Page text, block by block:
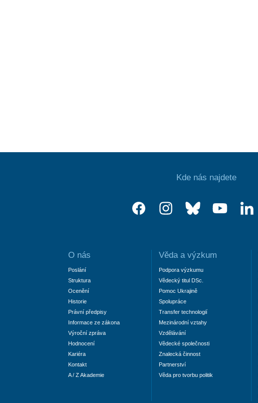
Kde nás najdete
O nás
Poslání
Struktura
Ocenění
Historie
Právní předpisy
Informace ze zákona
Výroční zpráva
Hodnocení
Kariéra
Kontakt
A / Z Akademie
Věda a výzkum
Podpora výzkumu
Vědecký titul DSc.
Pomoc Ukrajině
Spolupráce
Transfer technologií
Mezinárodní vztahy
Vzdělávání
Vědecké společnosti
Znalecká činnost
Partnerství
Věda pro tvorbu politik